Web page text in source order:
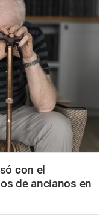
con el
de ancianos en